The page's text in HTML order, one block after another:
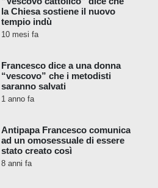
incoraggia il
James Martin nel
L.G.B.T.
Gennaio 2023
Un immenso passo
Francesco chiede la
in tutto il
tali leggi
ha detto che
può e deve
porvi fine. 'Deve
la Chiesa sostiene il nuovo
tempio indù
10 mesi fa
Francesco dice a una donna
“vescovo” che i metodisti
saranno salvati
1 anno fa
Antipapa Francesco comunica
ad un omosessuale di essere
stato creato così
8 anni fa